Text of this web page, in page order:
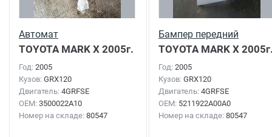
Автомат
TOYOTA MARK X 2005г.
Год: 2005
Кузов: GRX120
Двигатель: 4GRFSE
OEM: 3500022A10
Номер на складе: 80547
Бампер передний
TOYOTA MARK X
Год: 2005
Кузов: GRX120
Двигатель: 4GRFSE
OEM: 5211922A00A0
Номер на складе: 80547